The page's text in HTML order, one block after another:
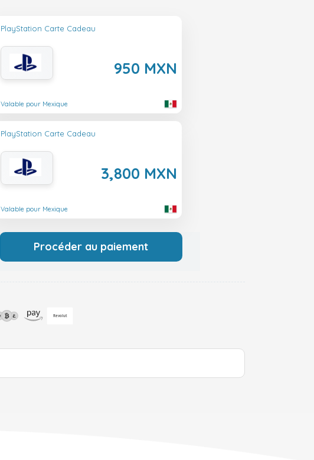
PlayStation Carte Cadeau
950 MXN
Valable pour Mexique
PlayStation Carte Cadeau
3,800 MXN
Valable pour Mexique
Procéder au paiement